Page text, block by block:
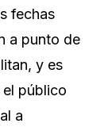
fechas
a punto de
y es
público
a